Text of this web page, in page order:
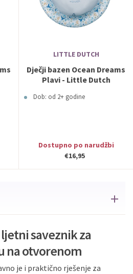
LITTLE DUTCH
Dječji bazen Ocean Dreams
Plavi - Little Dutch
Dob: od 2+ godine
Dostupno po narudžbi
€16,95
saveznik za
na otvorenom
je i praktično rješenje za